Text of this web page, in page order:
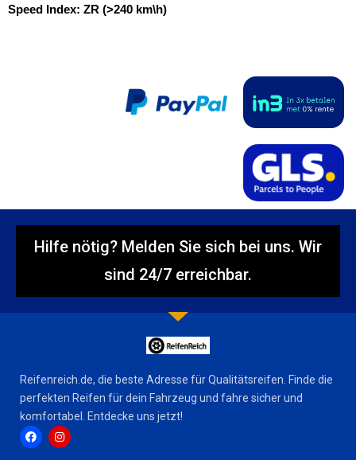
Speed Index: ZR (>240 km\h)
Hilfe nötig? Melden Sie sich bei uns. Wir
sind 24/7 erreichbar.
Reifenreich.de, die beste Adresse für Qualitätsreifen. Finde die
perfekten Reifen für dein Fahrzeug und fahre sicher und
komfortabel. Entdecke uns jetzt!